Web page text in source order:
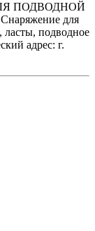
ПОДВОДНОЙ
для
подводное
адрес: г.